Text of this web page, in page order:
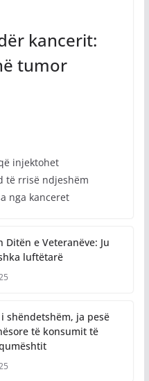
kancerit:
tumor
injektohet
të rrisë ndjeshëm
nga kanceret
Ditën e Veteranëve: Ju
luftëtarë
shëndetshëm, ja pesë
të konsumit të